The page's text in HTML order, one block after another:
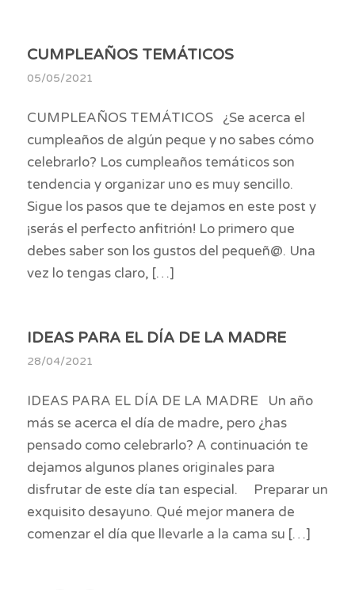
CUMPLEAÑOS TEMÁTICOS
05/05/2021
CUMPLEAÑOS TEMÁTICOS ¿Se acerca el
cumpleaños de algún peque y no sabes cómo
celebrarlo? Los cumpleaños temáticos son
tendencia y organizar uno es muy sencillo.
Sigue los pasos que te dejamos en este post y
¡serás el perfecto anfitrión! Lo primero que
debes saber son los gustos del pequeñ@. Una
vez lo tengas claro, […]
IDEAS PARA EL DÍA DE LA MADRE
28/04/2021
IDEAS PARA EL DÍA DE LA MADRE Un año
más se acerca el día de madre, pero ¿has
pensado como celebrarlo? A continuación te
dejamos algunos planes originales para
disfrutar de este día tan especial. Preparar un
exquisito desayuno. Qué mejor manera de
comenzar el día que llevarle a la cama su […]